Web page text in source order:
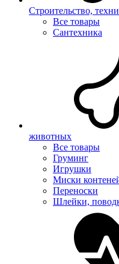
Строительство,
Все товары
Сантехника
животных
Все товары
Груминг
Игрушки
Миски
Переноски
Шлейки,